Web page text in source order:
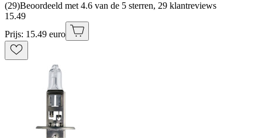
(29)Beoordeeld met 4.6 van de 5 sterren, 29 klantreviews
15.49
Prijs: 15.49 euro